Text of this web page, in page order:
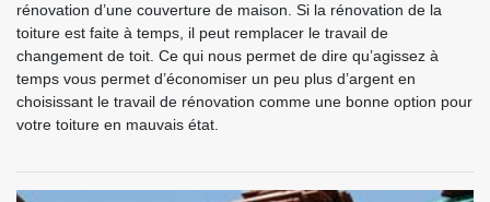
rénovation d’une couverture de maison. Si la rénovation de la
toiture est faite à temps, il peut remplacer le travail de
changement de toit. Ce qui nous permet de dire qu’agissez à
temps vous permet d’économiser un peu plus d’argent en
choisissant le travail de rénovation comme une bonne option pour
votre toiture en mauvais état.